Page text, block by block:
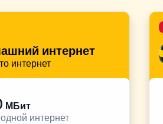
интернет
интернет
МБит
интернет